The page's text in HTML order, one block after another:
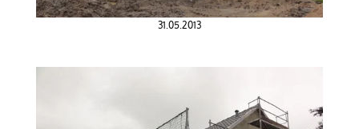
31.05.2013